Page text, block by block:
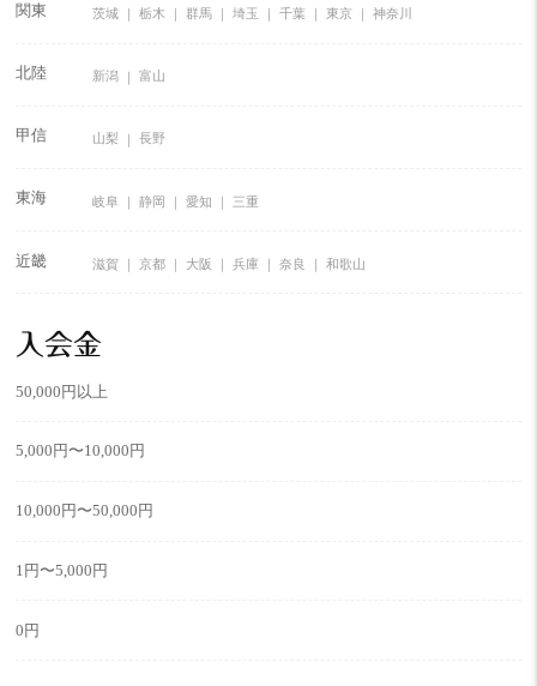
関東 茨城 栃木 群馬 埼玉 千葉 東京 神奈川
北陸 新潟 富山
甲信 山梨 長野
東海 岐阜 静岡 愛知 三重
近畿 滋賀 京都 大阪 兵庫 奈良 和歌山
入会金
50,000円以上
5,000円〜10,000円
10,000円〜50,000円
1円〜5,000円
0円